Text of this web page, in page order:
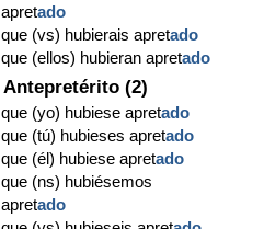
apretado
que (vs) hubierais apretado
que (ellos) hubieran apretado
Antepretérito (2)
que (yo) hubiese apretado
que (tú) hubieses apretado
que (él) hubiese apretado
que (ns) hubiésemos
apretado